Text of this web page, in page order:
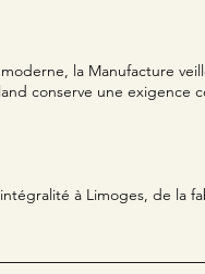
la Manufacture
conserve une exigence
à Limoges, de la